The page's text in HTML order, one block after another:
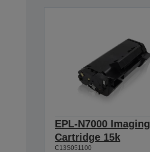
EPL-N7000 Imaging
Cartridge 15k
C13S051100